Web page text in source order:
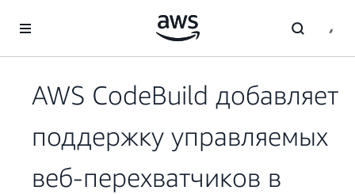
Перейти к главному контенту
AWS CodeBuild добавляет
поддержку управляемых
веб-перехватчиков в